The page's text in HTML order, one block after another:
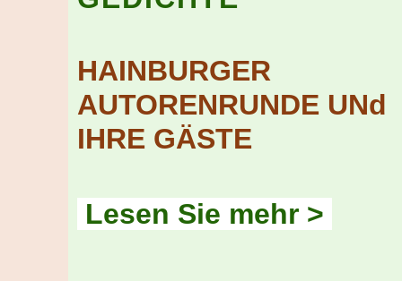
HAINBURGER
AUTORENRUNDE UNd
IHRE GÄSTE
Lesen Sie mehr >